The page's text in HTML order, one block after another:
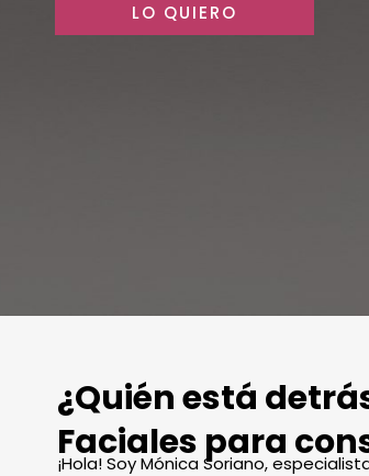
LO QUIERO
¿Quién está
Faciales para
¡Hola! Soy Mónica Soriano,